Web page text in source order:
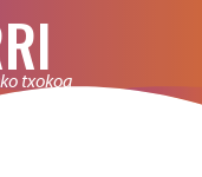
txokoa